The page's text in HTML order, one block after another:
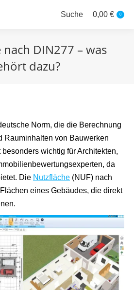
Search:
Suche 0,00 € 0
DIN277 – was
dazu?
Norm, die die Berechnung
Rauminhalten von Bauwerken
wichtig für Architekten,
da
Die Nutzfläche (NUF) nach
eines Gebäudes, die direkt